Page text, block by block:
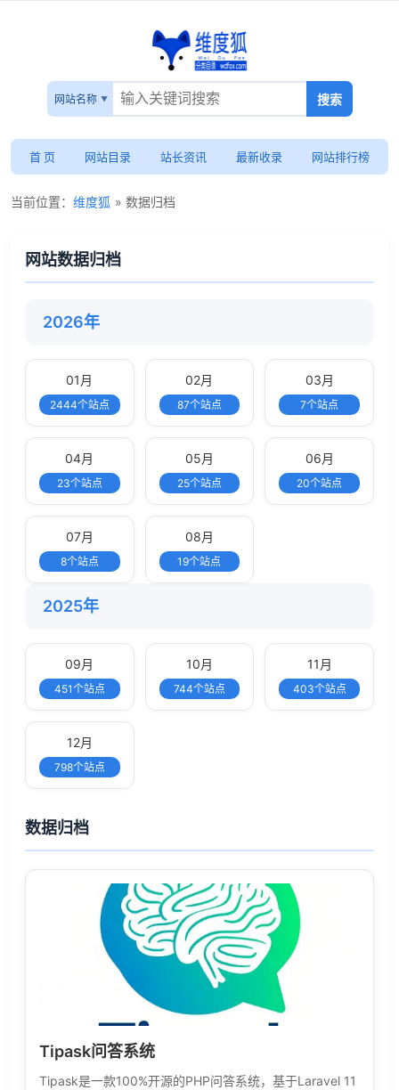
网站名称
首 页 网站目录 站长资讯 最新收录 网站排行榜
当前位置： 维度狐 » 数据归档
网站数据归档
2026年
01月
2444个站点
02月
87个站点
03月
7个站点
04月
23个站点
05月
25个站点
06月
20个站点
07月
8个站点
08月
19个站点
2025年
09月
451个站点
10月
744个站点
11月
403个站点
12月
798个站点
数据归档
Tipask问答系统
Tipask是一款100%开源的PHP问答系统，基于Laravel 11